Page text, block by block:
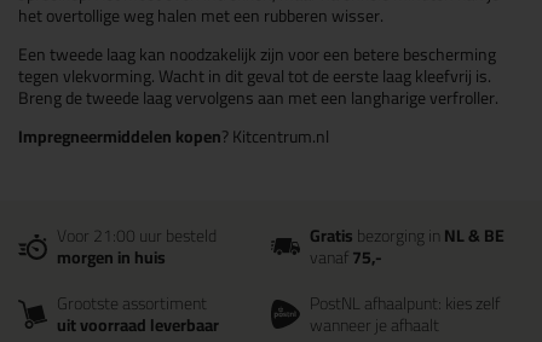
het overtollige weg halen met een rubberen wisser.
Een tweede laag kan noodzakelijk zijn voor een betere bescherming
tegen vlekvorming. Wacht in dit geval tot de eerste laag kleefvrij is.
Breng de tweede laag vervolgens aan met een langharige verfroller.
Impregneermiddelen kopen? Kitcentrum.nl
Voor 21:00 uur besteld
morgen in huis
Gratisbezorging inNL & BE
vanaf75,-
Grootste assortiment
uit voorraad leverbaar
PostNL afhaalpunt: kies zelf
wanneer je afhaalt